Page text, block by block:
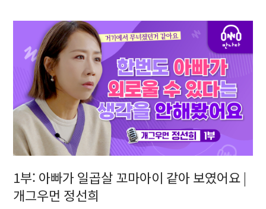
1부: 아빠가 일곱살 꼬마아이 같아 보였어요 |
개그우먼 정선희